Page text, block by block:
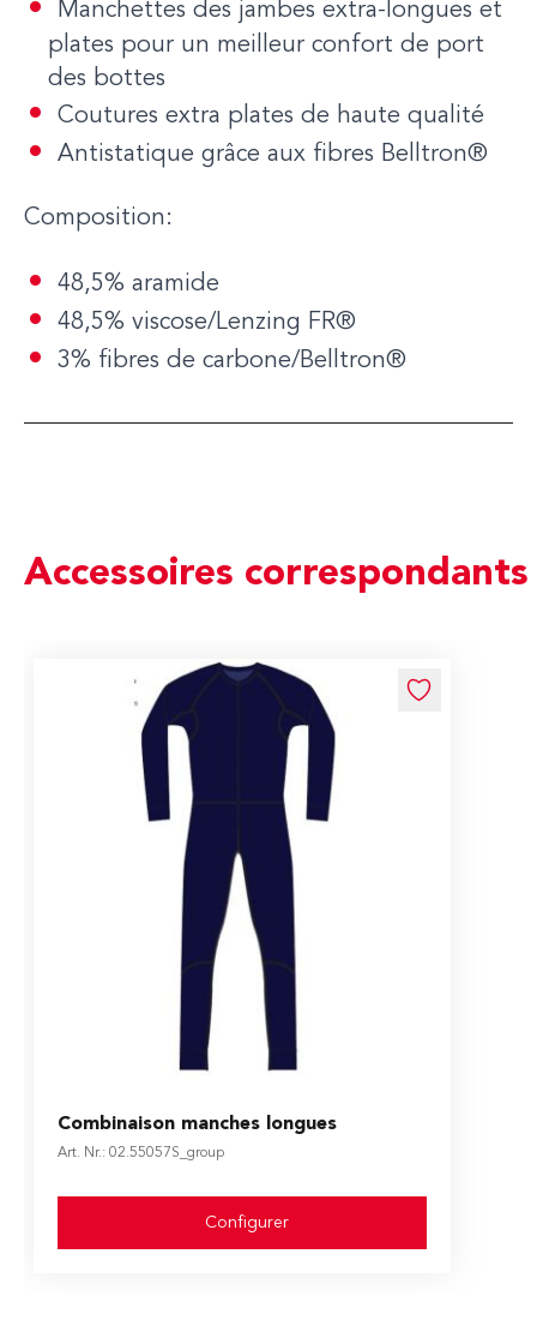
Manchettes des jambes extra-longues et
plates pour un meilleur confort de port
des bottes
Coutures extra plates de haute qualité
Antistatique grâce aux fibres Belltron®
Composition:
48,5% aramide
48,5% viscose/Lenzing FR®
3% fibres de carbone/Belltron®
Accessoires correspondants
Combinaison manches longues
Art. Nr.: 02.55057S_group
The price depends on the options chosen on the
Configurer